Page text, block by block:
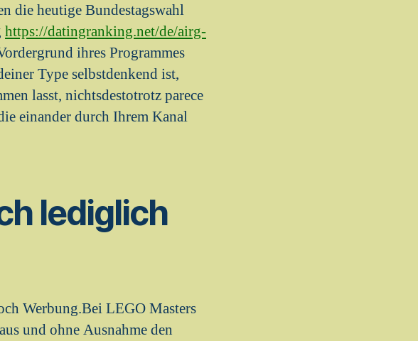
die heutige Bundestagswahl
https://datingranking.net/de/airg-
ihres Programmes
Type selbstdenkend ist,
lasst, nichtsdestotrotz parece
einander durch Ihrem Kanal
lediglich
Werbung.Bei LEGO Masters
und ohne Ausnahme den